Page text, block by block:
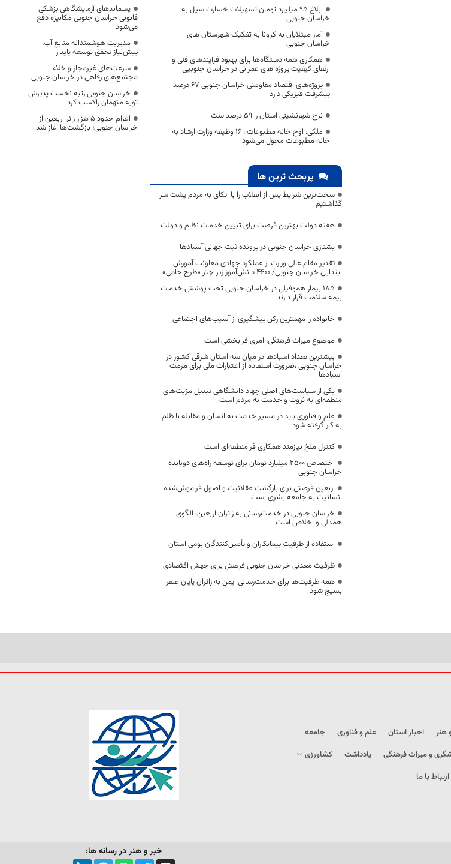
ابلاغ ۹۵ میلیارد تومان تسهیلات خسارت سیل به
خراسان جنوبی
آمار مبتلایان به کرونا به تفکیک شهرستان های
خراسان جنوبی
همکاری همه دستگاه‌ها برای بهبود فرآیندهای فنی و
ارتقای کیفیت پروژه‌ های عمرانی در خراسان جنوبیی
پروژه‌های اقتصاد مقاومتی خراسان جنوبی ۶۷ درصد
پیشرفت فیزیکی دارد
نرخ شهرنشینی استان را 59 درصداست
ملکی: اوج خانه مطبوعات ، ۱۶ وظیفه وزارت ارشاد به
خانه مطبوعات محول می‌شود
پربحث ترین ها
سخت‌ترین شرایط پس از انقلاب را با اتکای به مردم پشت سر
گذاشتیم
هفته دولت بهترین فرصت برای تبیین خدمات نظام و دولت
یشتازی خراسان جنوبی در پرونده ثبت جهانی آسبادها
تقدیر مقام عالی وزارت از عملکرد جهادی معاونت آموزش
ابتدایی خراسان جنوبی/ ۴۶۰۰ دانش‌آموز زیر چتر «طرح حامی»
۱۸۵ بیمار هموفیلی در خراسان جنوبی تحت پوشش خدمات
بیمه سلامت قرار دارند
خانواده را مهمترین رکن پیشگیری از آسیب‌های اجتماعی
موضوع میراث فرهنگی، امری فرابخشی است
بیشترین تعداد آسبادها در میان سه استان شرقی کشور در
خراسان جنوبی ،ضرورت استفاده از اعتبارات ملی برای مرمت
آسبادها
یکی از سیاست‌های اصلی جهاد دانشگاهی تبدیل مزیت‌های
منطقه‌ای به ثروت و خدمت به مردم است
علم و فناوری باید در مسیر خدمت به انسان و مقابله با ظلم
به کار گرفته شود
کنترل ملخ نیازمند همکاری فرامنطقه‌ای است
اختصاص 2500 میلیارد تومان برای توسعه راه‌های دوبانده
خراسان جنوبی
اربعین فرصتی برای بازگشت عقلانیت و اصول فراموش‌شده
انسانیت به جامعه بشری است
خراسان جنوبی در خدمت‌رسانی به زائران اربعین، الگوی
همدلی و اخلاص است
استفاده از ظرفیت پیمانکاران و تأمین‌کنندگان بومی استان
ظرفیت معدنی خراسان جنوبی فرصتی برای جهش اقتصادی
همه ظرفیت‌ها برای خدمت‌رسانی ایمن به زائران پایان صفر
بسیج شود
پسماندهای آزمایشگاهی پزشکی
قانونی خراسان جنوبی مکانیزه دفع
می‌شود
مدیریت هوشمندانه منابع آب،
پیش‌نیاز تحقق توسعه پایدار
سرعت‌های غیرمجاز و خلاء
مجتمع‌های رفاهی در خراسان جنوبی
خراسان جنوبی رتبه نخست پذیرش
توبه متهمان راکسب کرد
اعزام حدود 5 هزار زائر اربعین از
خراسان جنوبی؛ بازگشت‌ها آغاز شد
هنر اخبار استان علم و فناوری
جامعه
و میراث فرهنگی یادداشت
کشاورزی
ارتباط با ما
خبر و هنر در رسانه ها: